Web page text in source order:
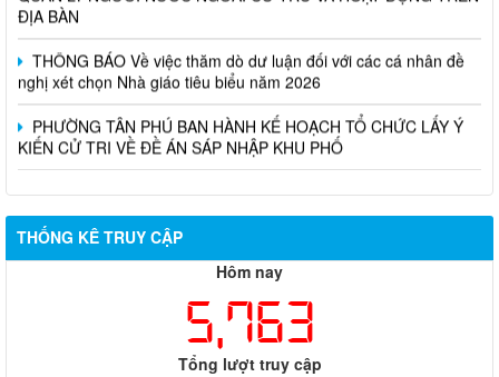
THÔNG BÁO Về việc thăm dò dư luận đối với các cá nhân đề
nghị xét chọn Nhà giáo tiêu biểu năm 2026
PHƯỜNG TÂN PHÚ BAN HÀNH KẾ HOẠCH TỔ CHỨC LẤY Ý
KIẾN CỬ TRI VỀ ĐỀ ÁN SÁP NHẬP KHU PHỐ
THỐNG KÊ TRUY CẬP
Hôm nay
5,763
Tổng lượt truy cập